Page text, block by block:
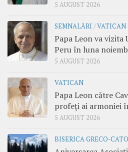
5 AUGUST 2026
SEMNALĂRI /VATICAN
Papa Leon va vizita
Peru în luna
5 AUGUST 2026
VATICAN
Papa Leon către
profeți ai armoniei
5 AUGUST 2026
BISERICA GRECO-